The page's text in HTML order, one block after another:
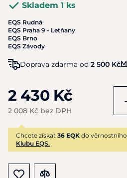
Skladem 1 ks
EQS Rudná
EQS Praha 9 - Letňany
EQS Brno
EQS Závody
Doprava zdarma od 2 500 Kč
2 430 Kč
2 008 Kč bez DPH
Chcete získat 36 EQK do
Klubu EQS.